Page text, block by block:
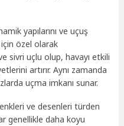
yapılarını ve uçuş
özel olarak
sivri uçlu olup, havayı etkili
artırır. Aynı zamanda
uçma imkanı sunar.
ve desenleri türden
genellikle daha koyu